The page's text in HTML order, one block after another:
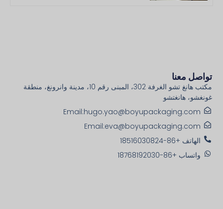
تواصل معنا
مكتب هانغ تشو الغرفة 302، المبنى رقم 10، مدينة وانرونغ، منطقة
غونغشو، هانغتشو
Email:hugo.yao@boyupackaging.com
Email:eva@boyupackaging.com
الهاتف +86-18516030824
واتساب +86-18768192030